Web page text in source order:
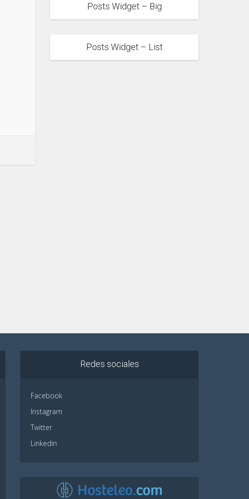
Posts Widget – Big
Posts Widget – List
Redes sociales
Facebook
Instagram
Twitter
Linkedin